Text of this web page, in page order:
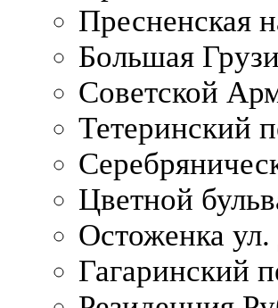
Пресненская
Большая
Советской
Тетеринский
Цветной
Остоженка ул.
Гагаринский